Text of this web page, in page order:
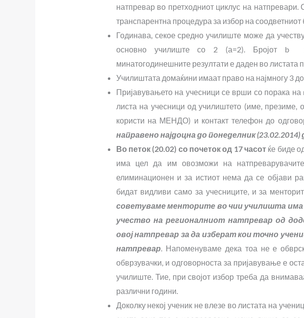
натпревар во претходниот циклус на
транспарентна процедура за избор на соодветниот
Годинава, секое средно училиште може да
основно училиште со 2 (а=2). Бројот b
минатогодинешните резултати е даден во листата
Училиштата домаќини имаат право на најмногу 3
Пријавувањето на учесници се врши со порака
листа на учесници од училиштето (име, презиме,
користи на МЕНДО) и контакт телефон до
направено најдоцна до понеделник (23.02.2014)
Во петок (20.02) со почеток од 17 часотќе биде
има цел да им овозможи на
елиминационен и за истиот нема да се објави
бидат видливи само за учесниците, и за
советуваме менторите во чии училишта има
учество на регионалниот натпревар од
овој натпревар за да изберат кои точно
натпревар. Напоменуваме дека тоа не е
обврзувачки, и одговорноста за пријавување е
училиште. Тие, при својот избор треба да
различни години.
Доколку некој ученик не влезе во листата на